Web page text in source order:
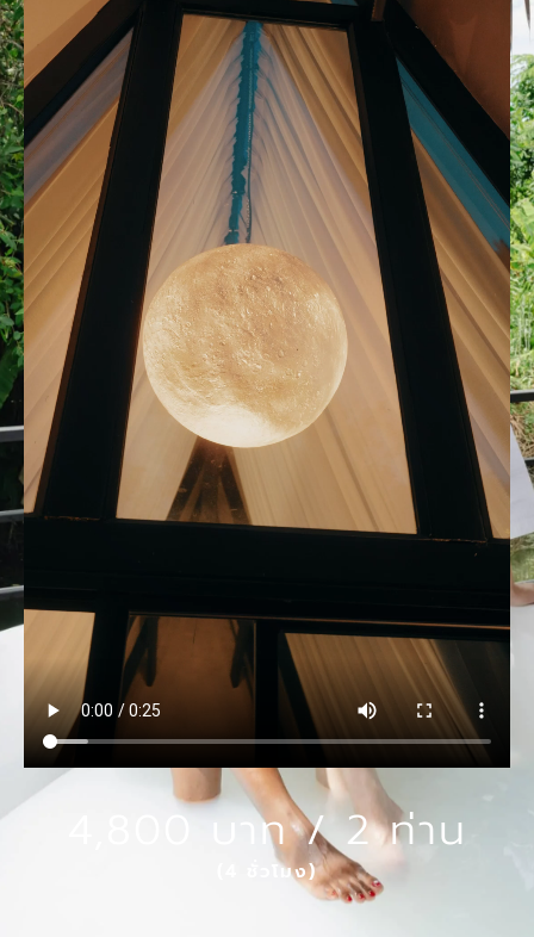
4,800 บาท / 2 ท่าน
(4 ชั่วโมง)